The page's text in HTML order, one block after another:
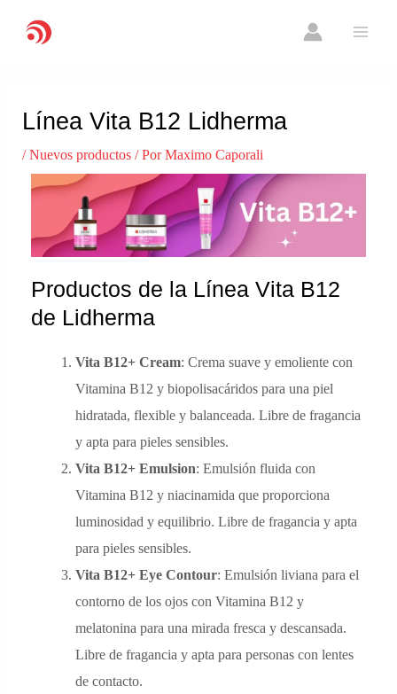
Línea Vita B12 Lidherma
/Nuevos productos / PorMaximo Caporali
Productos de la Línea Vita B12
de Lidherma
Vita B12+ Cream: Crema suave y emoliente con
Vitamina B12 y biopolisacáridos para una piel
hidratada, flexible y balanceada. Libre de fragancia
y apta para pieles sensibles.
Vita B12+ Emulsion: Emulsión fluida con
Vitamina B12 y niacinamida que proporciona
luminosidad y equilibrio. Libre de fragancia y apta
para pieles sensibles.
Vita B12+ Eye Contour: Emulsión liviana para el
contorno de los ojos con Vitamina B12 y
melatonina para una mirada fresca y descansada.
Libre de fragancia y apta para personas con lentes
de contacto.
entradas